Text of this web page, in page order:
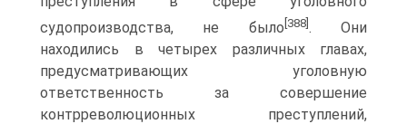
судопроизводства, не было [388]. Они
находились в четырех различных главах,
предусматривающих уголовную
ответственность за совершение
контрреволюционных преступлений,